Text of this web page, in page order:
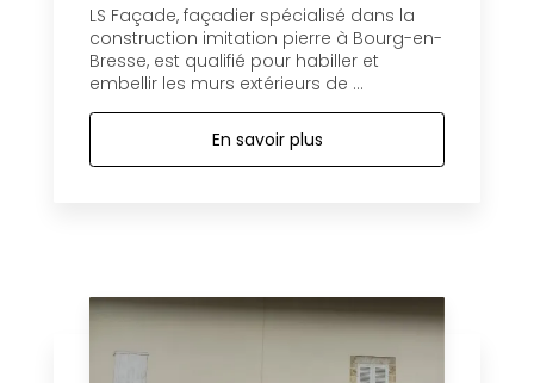
LS Façade, façadier spécialisé dans la
construction imitation pierre à Bourg-en-
Bresse, est qualifié pour habiller et
embellir les murs extérieurs de ...
En savoir plus